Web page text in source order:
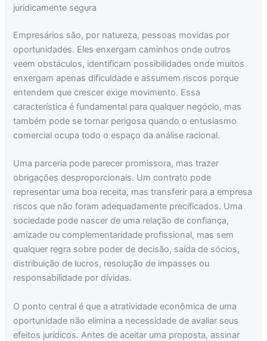
juridicamente segura
Empresários são, por natureza, pessoas movidas por
oportunidades. Eles enxergam caminhos onde outros
veem obstáculos, identificam possibilidades onde muitos
enxergam apenas dificuldade e assumem riscos porque
entendem que crescer exige movimento. Essa
característica é fundamental para qualquer negócio, mas
também pode se tornar perigosa quando o entusiasmo
comercial ocupa todo o espaço da análise racional.
Uma parceria pode parecer promissora, mas trazer
obrigações desproporcionais. Um contrato pode
representar uma boa receita, mas transferir para a empresa
riscos que não foram adequadamente precificados. Uma
sociedade pode nascer de uma relação de confiança,
amizade ou complementaridade profissional, mas sem
qualquer regra sobre poder de decisão, saída de sócios,
distribuição de lucros, resolução de impasses ou
responsabilidade por dívidas.
O ponto central é que a atratividade econômica de uma
oportunidade não elimina a necessidade de avaliar seus
efeitos jurídicos. Antes de aceitar uma proposta, assinar